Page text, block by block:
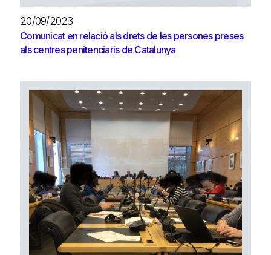
20/09/2023
Comunicat en relació als drets de les persones preses
als centres penitenciaris de Catalunya